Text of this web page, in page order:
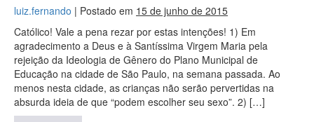
luiz.fernando | Postado em 15 de junho de 2015
Católico! Vale a pena rezar por estas intenções! 1) Em
agradecimento a Deus e à Santíssima Virgem Maria pela
rejeição da Ideologia de Gênero do Plano Municipal de
Educação na cidade de São Paulo, na semana passada. Ao
menos nesta cidade, as crianças não serão pervertidas na
absurda ideia de que “podem escolher seu sexo”. 2) […]